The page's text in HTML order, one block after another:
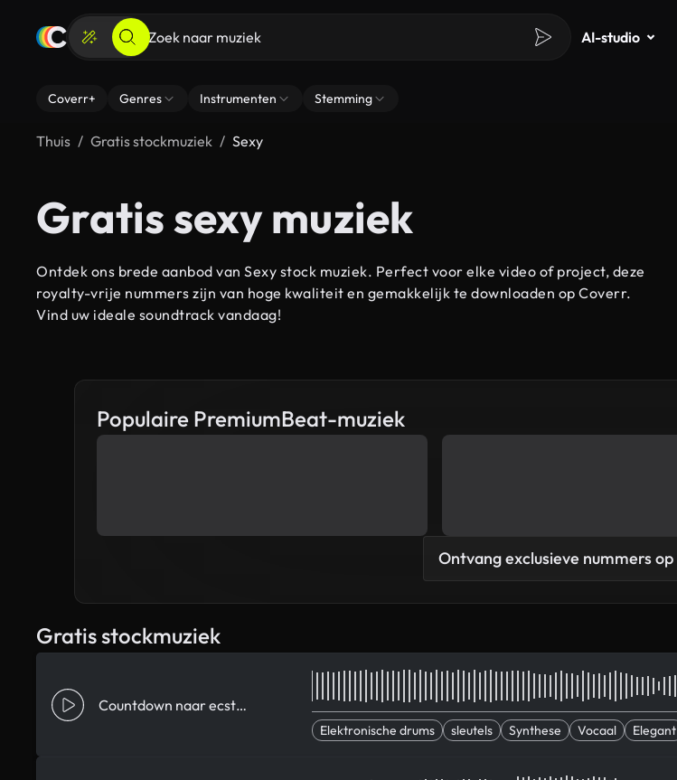
AI-studio
Coverr+ Genres Instrumenten Stemming
Thuis Gratis stockmuziek Sexy
Gratis sexy muziek
Ontdek ons brede aanbod van Sexy stock muziek. Perfect voor elke video of project, deze
royalty-vrije nummers zijn van hoge kwaliteit en gemakkelijk te downloaden op Coverr.
Vind uw ideale soundtrack vandaag!
Populaire PremiumBeat-muziek
Ontvang exclusieve nummers op
Gratis stockmuziek
Countdown naar ecstasy
Elektronische drums sleutels Synthese Vocaal Elegant